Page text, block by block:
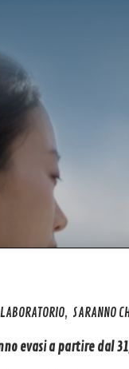
LABORATORIO,
evasi a partire dal